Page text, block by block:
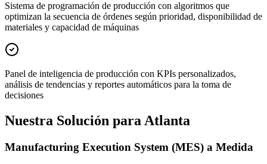
Sistema de programación de producción con algoritmos que
optimizan la secuencia de órdenes según prioridad, disponibilidad de
materiales y capacidad de máquinas
Panel de inteligencia de producción con KPIs personalizados,
análisis de tendencias y reportes automáticos para la toma de
decisiones
Nuestra Solución para Atlanta
Manufacturing Execution System (MES) a Medida